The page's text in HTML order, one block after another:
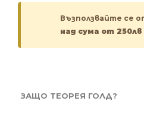
Възползвайте се
над сума от 250лв
ЗАЩО ТЕОРЕЯ ГОЛД?